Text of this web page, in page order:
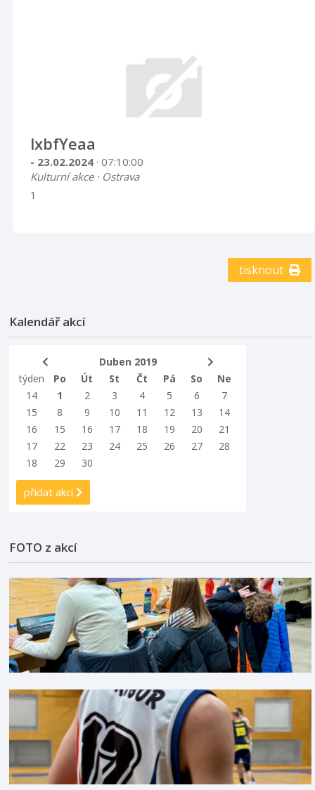
lxbfYeaa
- 23.02.2024 · 07:10:00
Kulturní akce · Ostrava
1
tisknout
Kalendář akcí
Duben 2019
týden
Po Út St Čt Pá So
Ne
14
1 2 3 4 5 6
7
15
8 9 10 11 12 13
14
16
15 16 17 18 19 20
21
17
22 23 24 25 26 27
28
18
29 30
přidat akci
FOTO z akcí